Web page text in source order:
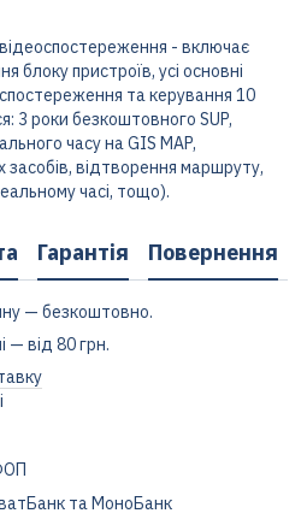
- включає
пристроїв, усі основні
та керування 10
3 роки безкоштовного SUP,
часу на GIS MAP,
відтворення маршруту,
часі, тощо).
Гарантія Повернення
— безкоштовно.
— від 80 грн.
та МоноБанк